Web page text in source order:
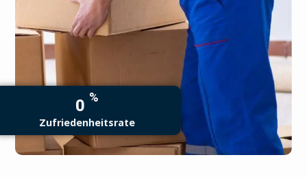
0 %
Zufriedenheitsrate